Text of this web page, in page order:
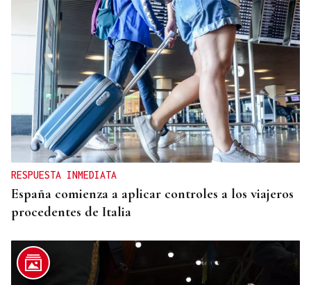
SE JUEGAN EL TÍTULO
La final del cuadro de dobles ya está servida en el
Torneo Internacional Cidade de Ourense
RESPUESTA INMEDIATA
España comienza a aplicar controles a los viajeros
procedentes de Italia